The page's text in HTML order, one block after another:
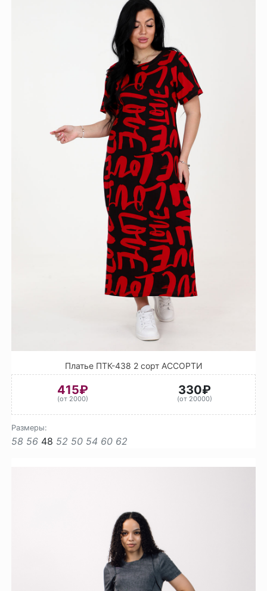
Платье ПТК-438 2 сорт АССОРТИ
415₽
(от 2000)
330₽
(от 20000)
Размеры:
58 56 48 52 50 54 60 62